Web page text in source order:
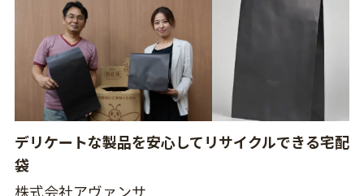
デリケートな製品を安心してリサイクルできる宅配
袋
株式会社アヴァンサ